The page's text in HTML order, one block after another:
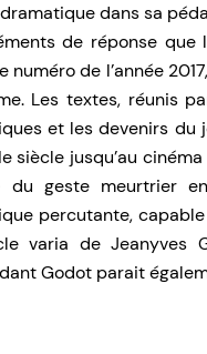
dans sa
de réponse que
numéro de l’année
Les textes, réunis
et les devenirs
siècle jusqu’au
du geste meurtrier
percutante,
varia de Jeanyves
Godot parait